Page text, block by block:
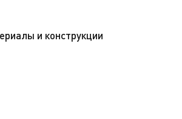
и конструкции